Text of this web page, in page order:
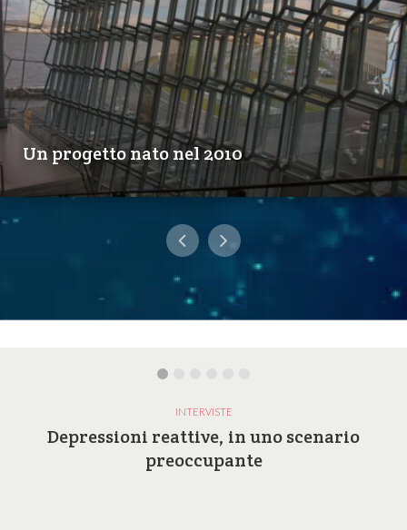
Un progetto nato nel 2010
INTERVISTE
Depressioni reattive, in uno scenario
preoccupante